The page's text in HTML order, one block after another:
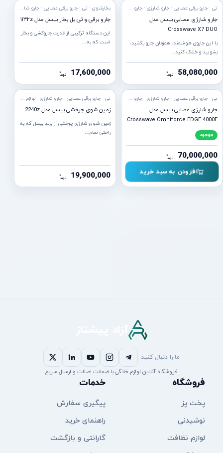
تی · جارو برقی عصایی · جارو شارژی · جارو کراس ویو · فرش شور · لوازم نظافت
جارو شارژی عصایی بیسل مدل
Crosswave X7 DUO
با این جاروی هوشمند، همزمان جارو بکشید،
بشویید و خشک کنید…
58,080,000 توما
ن
بخارشوی · تی · جارو برقی عصایی · جارو شارژی · فرش شور
جارو برقی و تی یل بخار بیسل مدل ۱۱۳۲z
این دستگاه ترکیبی از قدرت جاروکشی و بخار
است که به…
17,600,000 توما
ن
ارسال
تی · جارو برقی عصایی · جارو شارژی · جارو کراس ویو · فرش شور · لوازم نظافت
جارو شارژی عصایی بیسل مدل
Crosswave Omniforce EDGE 4000E
موجود
70,000,000 توما
ن
افزودن به سبد خرید
تی · جارو برقی عصایی · جارو شارژی · لوازم نظافت
زمین شوی چرخشی بیسل مدل 2240z
زمین شوی شارژی چرخشی از برند بیسل که به
راحتی تمام…
19,900,000 توما
ن
ما را دنبال کنید
فروشگاه آنلاین لوازم خانگی با ضمانت اصالت و ارسال سریع
فروشگاه
پخت پز
نوشیدنی
لوازم نظافت
خدمات
پیگیری سفارش
راهنمای خرید
گارانتی و بازگشت